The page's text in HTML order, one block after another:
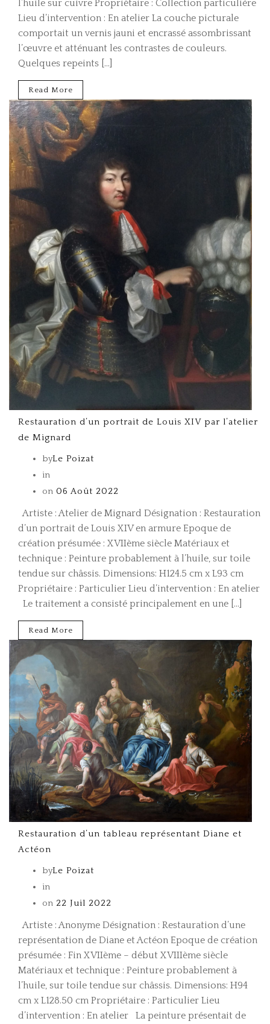
l’huile sur cuivre Propriétaire : Collection particulière
Lieu d’intervention : En atelier La couche picturale
comportait un vernis jauni et encrassé assombrissant
l’œuvre et atténuant les contrastes de couleurs.
Quelques repeints […]
Read More
Restauration d’un portrait de Louis XIV par l’atelier
de Mignard
byLe Poizat
in
on 06 Août 2022
Artiste : Atelier de Mignard Désignation : Restauration
d’un portrait de Louis XIV en armure Epoque de
création présumée : XVIIème siècle Matériaux et
technique : Peinture probablement à l’huile, sur toile
tendue sur châssis. Dimensions: H124.5 cm x L93 cm
Propriétaire : Particulier Lieu d’intervention : En atelier
Le traitement a consisté principalement en une […]
Read More
Restauration d’un tableau représentant Diane et
Actéon
byLe Poizat
in
on 22 Juil 2022
Artiste : Anonyme Désignation : Restauration d’une
représentation de Diane et Actéon Epoque de création
présumée : Fin XVIIème – début XVIIIème siècle
Matériaux et technique : Peinture probablement à
l’huile, sur toile tendue sur châssis. Dimensions: H94
cm x L128.50 cm Propriétaire : Particulier Lieu
d’intervention : En atelier La peinture présentait de